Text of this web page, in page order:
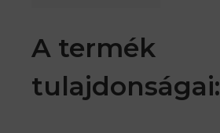
A termék
tulajdonságai: